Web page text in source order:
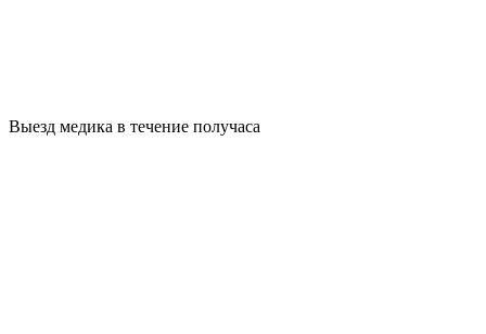
Выезд медика в течение получаса